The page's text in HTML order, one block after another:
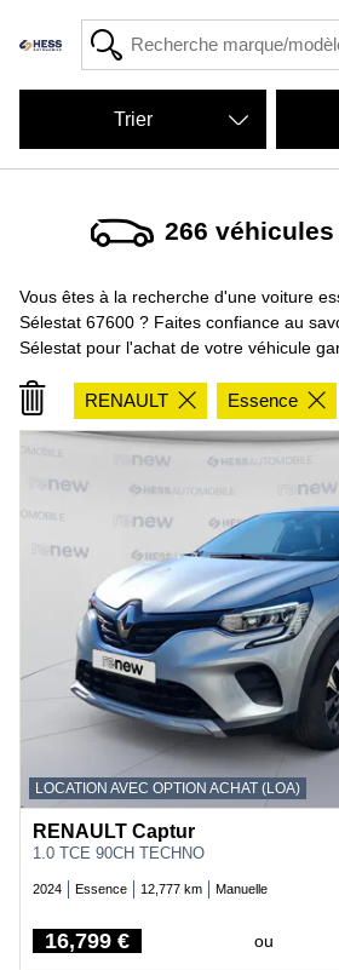
266
Vous êtes à la recherche d'une voiture
Sélestat 67600 ? Faites confiance au
Sélestat pour l'achat de votre véhicule
RENAULT Essence
LOCATION AVEC OPTION ACHAT (LOA)
RENAULT Captur
1.0 TCE 90CH TECHNO
2024 Essence 12,777 km Manuelle
Price
16,799 € ou